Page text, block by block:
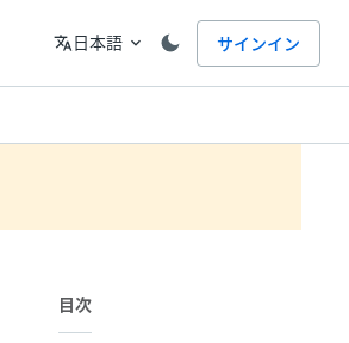
言語
translate日本語 expand_more サインイン
目次